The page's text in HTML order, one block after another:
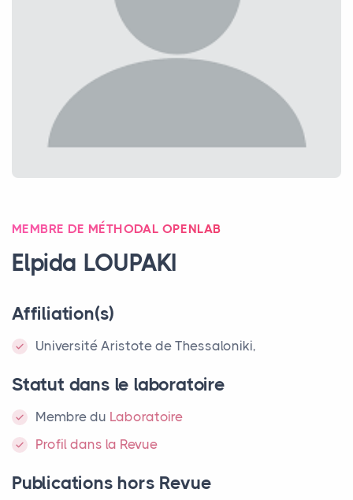
MEMBRE DE MÉTHODAL OPENLAB
Elpida LOUPAKI
Affiliation(s)
Université Aristote de Thessaloniki,
Statut dans le laboratoire
Membre du Laboratoire
Profil dans la Revue
Publications hors Revue